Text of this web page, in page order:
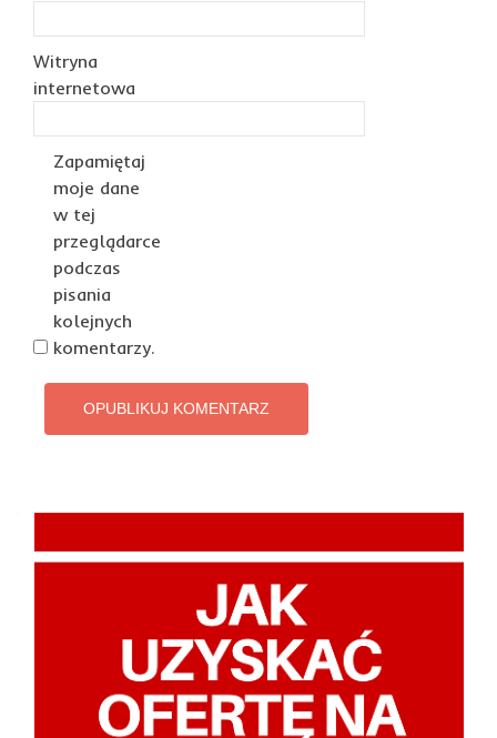
Witryna
internetowa
Zapamiętaj
moje dane
w tej
przeglądarce
podczas
pisania
kolejnych
komentarzy.